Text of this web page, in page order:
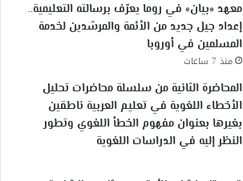
معهد «بيان» في روما يعرّف برسالته التعليمية..
إعداد جيل جديد من الأئمة والمرشدين لخدمة
المسلمين في أوروبا
منذ 7 ساعات
المحاضرة الثانية من سلسلة محاضرات تحليل
الأخطاء اللغوية في تعليم العربية ناطقين
بغيرها بعنوان مفهوم الخطأ اللغوي وتطور
النظر إليه في الدراسات اللغوية